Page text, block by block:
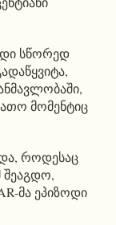
სწორედ
მომენტიც
როდესაც
შეაგდო,
მა ეპიზოდი